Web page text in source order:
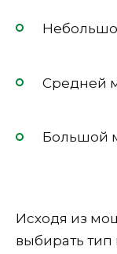
Средней
Большой
Исходя из
выбирать тип